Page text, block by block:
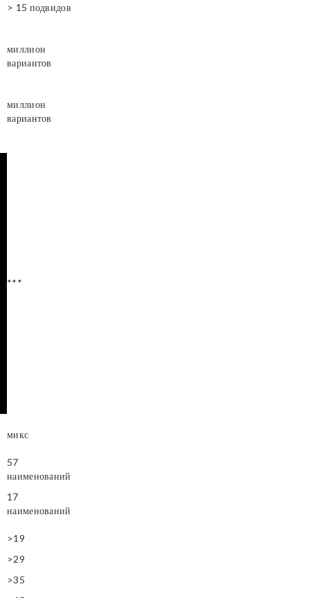
> 15 подвидов
миллион
вариантов
миллион
вариантов
***
микс
57
наименований
17
наименований
>19
>29
>35